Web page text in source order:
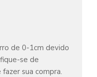
de 0-1cm devido
se de
sua compra.